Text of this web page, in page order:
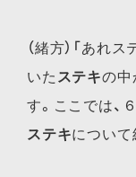
（緒方）「あれ
いた ステキの中
す。ここでは、
ステキについて